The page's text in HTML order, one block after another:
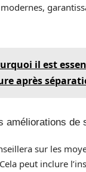
il est
après
améliorations de
sur les
peut inclure